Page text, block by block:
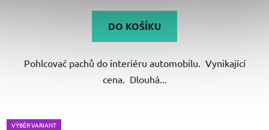
DO KOŠÍKU
Pohlcovač pachů do interiéru automobilu. Vynikající
cena. Dlouhá...
VÝBĚR VARIANT